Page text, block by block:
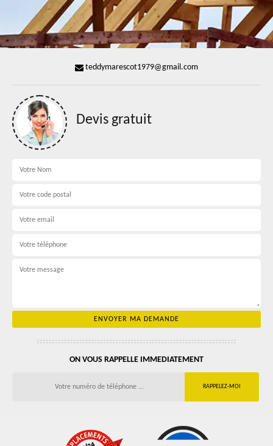
teddymarescot1979@gmail.com
Devis gratuit
ON VOUS RAPPELLE IMMEDIATEMENT